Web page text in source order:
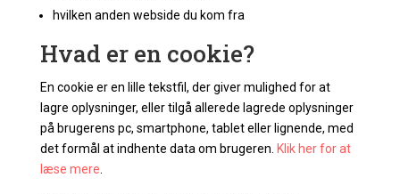
hvilken anden webside du kom fra
Hvad er en cookie?
En cookie er en lille tekstfil, der giver mulighed for at
lagre oplysninger, eller tilgå allerede lagrede oplysninger
på brugerens pc, smartphone, tablet eller lignende, med
det formål at indhente data om brugeren. Klik her for at
læse mere